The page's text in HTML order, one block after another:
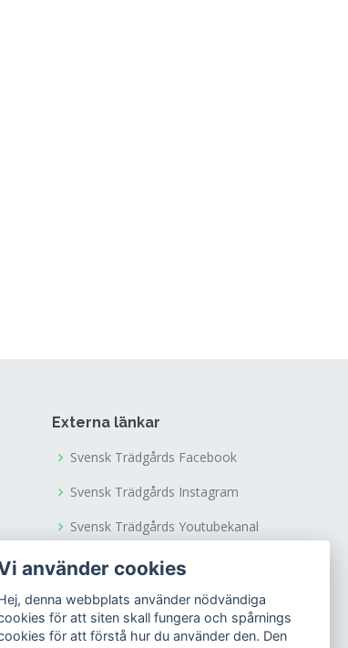
Externa länkar
Svensk Trädgårds Facebook
Svensk Trädgårds Instagram
Svensk Trädgårds Youtubekanal
Tusen Trädgårdars Facebook
Tusen Trädgårdars Instagram
använder cookies
denna webbplats använder nödvändiga
för att siten skall fungera och spårnings
för att förstå hur du använder den. Den